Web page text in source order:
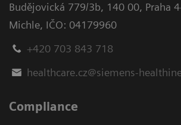
Budějovická 779/3b, 140 00, Praha
Michle, IČO: 04179960
+420 703 843 718
healthcare.cz@siemens-
Compliance